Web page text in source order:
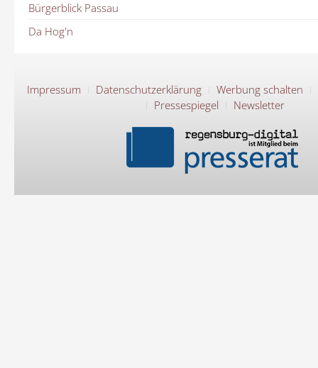
Bürgerblick Passau
Da Hog'n
Impressum Datenschutzerklärung
Werbung schalten
Pressespiegel
Newsletter